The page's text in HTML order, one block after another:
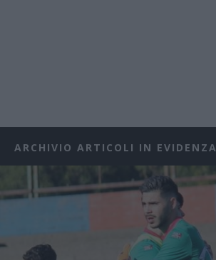
ARCHIVIO ARTICOLI IN EVIDENZA